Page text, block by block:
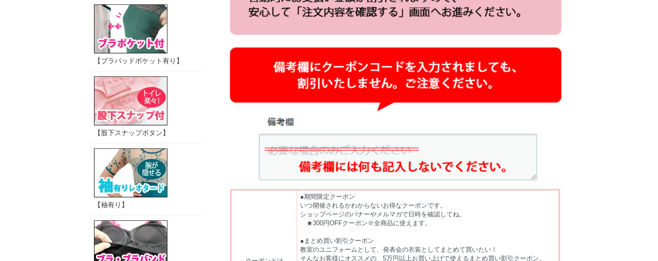
●期間限定クーポン
いつ開催されるかわからないお得なクーポンです。
ショップページのバナーやメルマガで日時を確認してね。
★300円OFFクーポン※全商品に使えます。
●まとめ買い割引クーポン
教室のユニフォームとして、発表会の衣装としてまとめて買いたい！
そんなお客様にオススメの、5万円以上お買い上げで使えるまとめ買い割引クーポン。
【ブラパッドポケット有り】
【股下スナップボタン】
【袖有り】